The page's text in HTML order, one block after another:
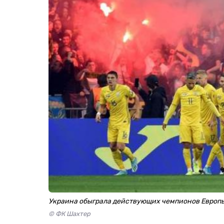
Украина обыграла действующих чемпионов
© ФК Шахтер